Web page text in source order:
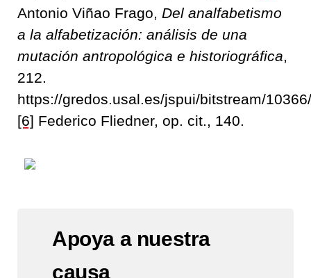
Antonio Viñao Frago, Del analfabetismo
a la alfabetización: análisis de una
mutación antropológica e historiográfica
212.
https://gredos.usal.es/jspui/bitstream/
[6] Federico Fliedner, op. cit., 140.
Apoya a nuestra
causa